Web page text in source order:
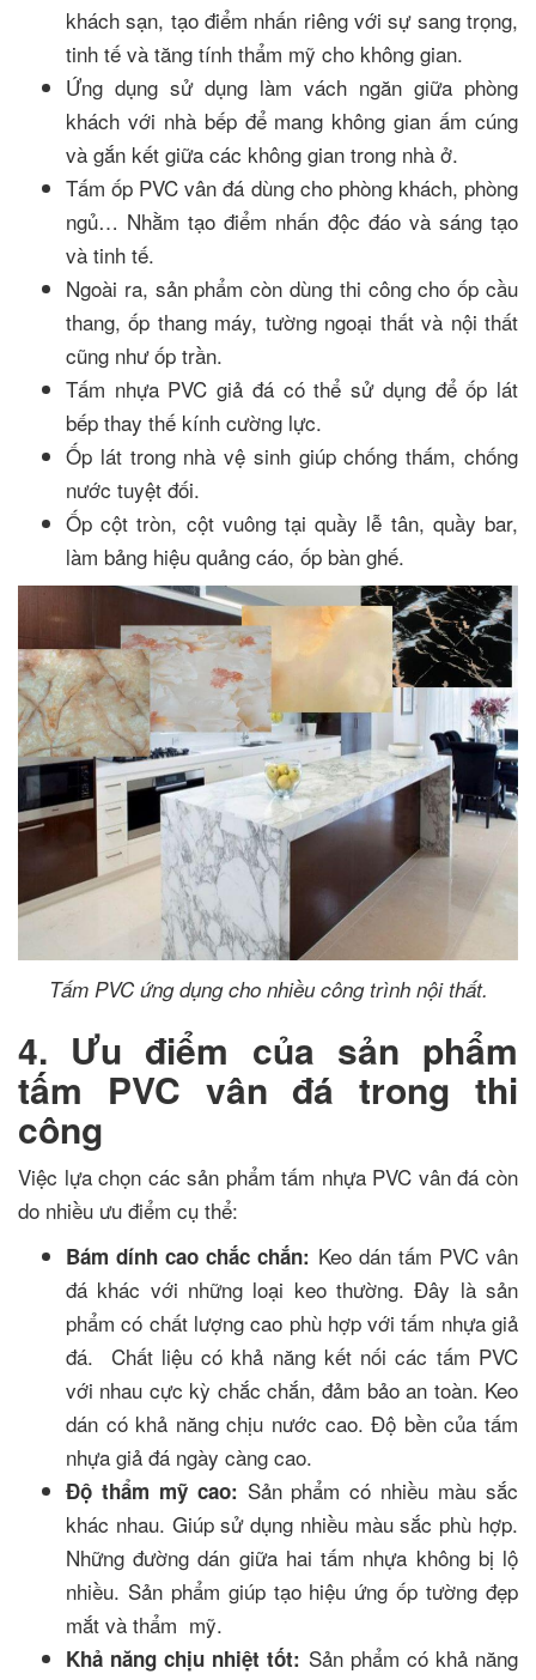
khách sạn, tạo điểm nhấn riêng với sự sang trọng,
tinh tế và tăng tính thẩm mỹ cho không gian.
Ứng dụng sử dụng làm vách ngăn giữa phòng
khách với nhà bếp để mang không gian ấm cúng
và gắn kết giữa các không gian trong nhà ở.
Tấm ốp PVC vân đá dùng cho phòng khách, phòng
ngủ… Nhằm tạo điểm nhấn độc đáo và sáng tạo
và tinh tế.
Ngoài ra, sản phẩm còn dùng thi công cho ốp cầu
thang, ốp thang máy, tường ngoại thất và nội thất
cũng như ốp trần.
Tấm nhựa PVC giả đá có thể sử dụng để ốp lát
bếp thay thế kính cường lực.
Ốp lát trong nhà vệ sinh giúp chống thấm, chống
nước tuyệt đối.
Ốp cột tròn, cột vuông tại quầy lễ tân, quầy bar,
làm bảng hiệu quảng cáo, ốp bàn ghế.
Tấm PVC ứng dụng cho nhiều công trình nội thất.
4. Ưu điểm của sản phẩm
tấm PVC vân đá trong thi
công
Việc lựa chọn các sản phẩm tấm nhựa PVC vân đá còn
do nhiều ưu điểm cụ thể:
Bám dính cao chắc chắn: Keo dán tấm PVC vân
đá khác với những loại keo thường. Đây là sản
phẩm có chất lượng cao phù hợp với tấm nhựa giả
đá. Chất liệu có khả năng kết nối các tấm PVC
với nhau cực kỳ chắc chắn, đảm bảo an toàn. Keo
dán có khả năng chịu nước cao. Độ bền của tấm
nhựa giả đá ngày càng cao.
Độ thẩm mỹ cao: Sản phẩm có nhiều màu sắc
khác nhau. Giúp sử dụng nhiều màu sắc phù hợp.
Những đường dán giữa hai tấm nhựa không bị lộ
nhiều. Sản phẩm giúp tạo hiệu ứng ốp tường đẹp
mắt và thẩm mỹ.
Khả năng chịu nhiệt tốt: Sản phẩm có khả năng